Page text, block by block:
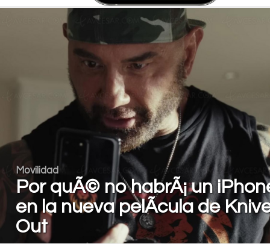
Movilidad
Por quÃ© no habrÃ¡ un
en la nueva pelÃ­cula de
Out